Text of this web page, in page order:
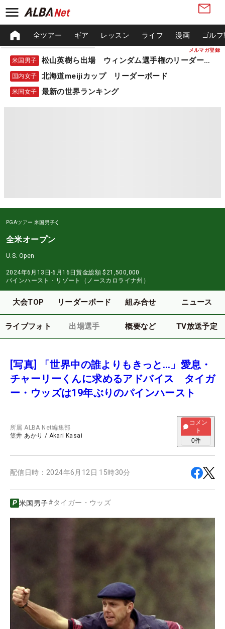
メルマガ登録
全ツアー ギア レッスン ライフ 漫画 ゴル
米国男子 松山英樹ら出場 ウィンダム選手権のリーダーボード
国内女子 北海道meijiカップ リーダーボード
米国女子 最新の世界ランキング
PGAツアー 米国男子
全米オープン
U.S. Open
2024年6月13日-6月16日賞金総額 $21,500,000
パインハースト・リゾート（ノースカロライナ州）
大会TOP リーダーボード 組み合せ ニュース
ライブフォト 出場選手 概要など TV放送予定
[写真] 「世界中の誰よりもきっと…」愛息・
チャーリーくんに求めるアドバイス タイガ
ー・ウッズは19年ぶりのパインハースト
所属ALBA Net編集部
笠井 あかり / Akari Kasai
コメン
ト
0件
配信日時： 2024年6月12日 15時30分
米国男子#タイガー・ウッズ